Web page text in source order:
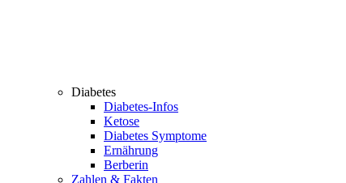
Diabetes
Diabetes-Infos
Ketose
Diabetes Symptome
Ernährung
Berberin
Zahlen & Fakten